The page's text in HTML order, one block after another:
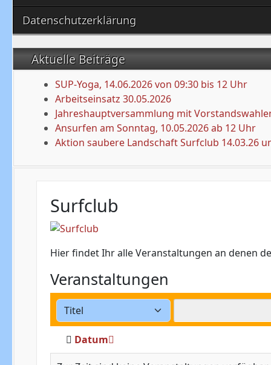
Datenschutzerklärung
Aktuelle Beiträge
SUP-Yoga, 14.06.2026 von 09:30 bis 12 Uhr
Arbeitseinsatz 30.05.2026
Jahreshauptversammlung mit
Ansurfen am Sonntag, 10.05.2026 ab 12 Uhr
Aktion saubere Landschaft Surfclub 14.03.26
Surfclub
Hier findet Ihr alle Veranstaltungen an denen
Veranstaltungen
Datum